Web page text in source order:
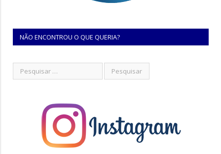
NÃO ENCONTROU O QUE QUERIA?